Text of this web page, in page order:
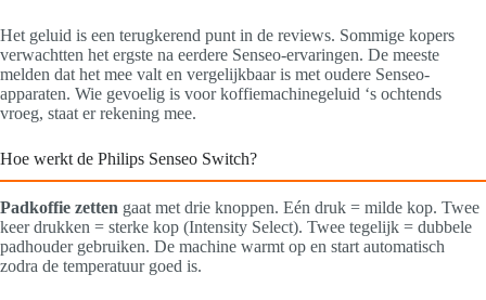
Het geluid is een terugkerend punt in de reviews. Sommige kopers
verwachtten het ergste na eerdere Senseo-ervaringen. De meeste
melden dat het mee valt en vergelijkbaar is met oudere Senseo-
apparaten. Wie gevoelig is voor koffiemachinegeluid ‘s ochtends
vroeg, staat er rekening mee.
Hoe werkt de Philips Senseo Switch?
Padkoffie zetten gaat met drie knoppen. Eén druk = milde kop. Twee
keer drukken = sterke kop (Intensity Select). Twee tegelijk = dubbele
padhouder gebruiken. De machine warmt op en start automatisch
zodra de temperatuur goed is.